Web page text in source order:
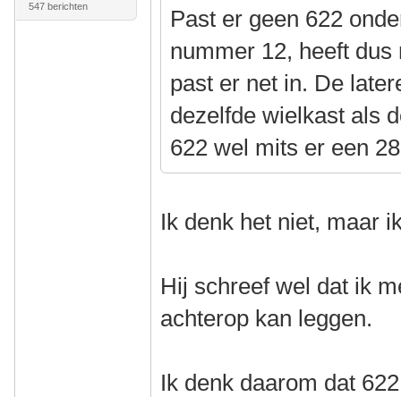
547 berichten
Past er geen 622
nummer 12, heeft
past er net in. De
dezelfde wielkast als
622 wel mits er een
Ik denk het niet, maar
Hij schreef wel dat ik
achterop kan leggen.
Ik denk daarom dat